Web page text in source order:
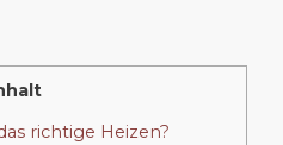
richtige Heizen?